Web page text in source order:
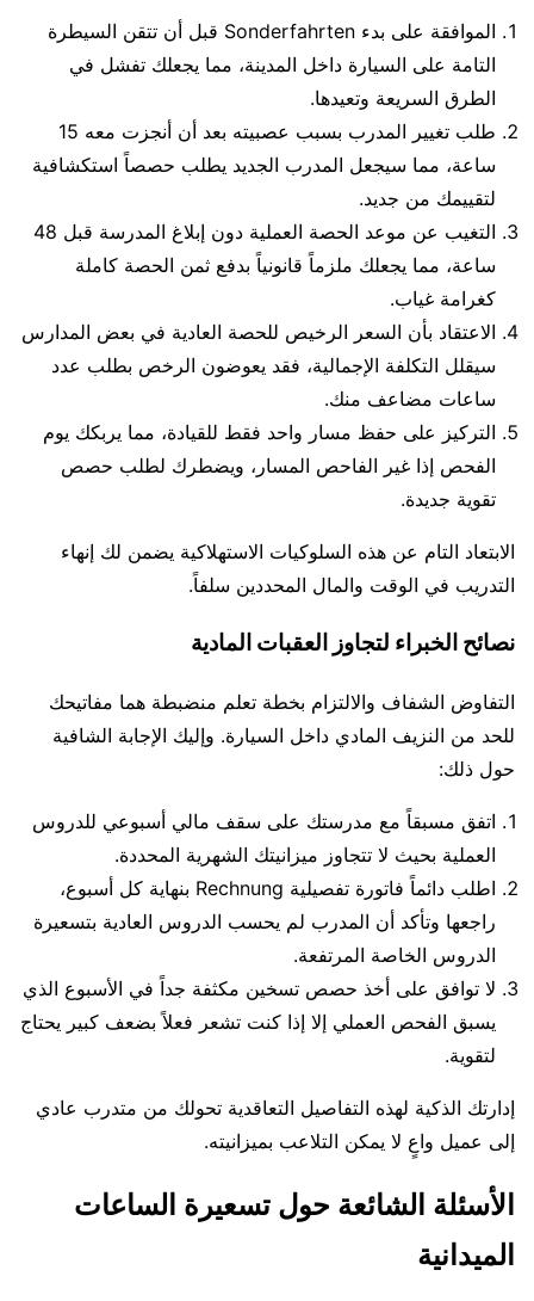
الموافقة على بدء Sonderfahrten قبل أن تتقن السيطرة
التامة على السيارة داخل المدينة، مما يجعلك تفشل في
الطرق السريعة وتعيدها.
طلب تغيير المدرب بسبب عصبيته بعد أن أنجزت معه 15
ساعة، مما سيجعل المدرب الجديد يطلب حصصاً استكشافية
لتقييمك من جديد.
التغيب عن موعد الحصة العملية دون إبلاغ المدرسة قبل 48
ساعة، مما يجعلك ملزماً قانونياً بدفع ثمن الحصة كاملة
كغرامة غياب.
الاعتقاد بأن السعر الرخيص للحصة العادية في بعض المدارس
سيقلل التكلفة الإجمالية، فقد يعوضون الرخص بطلب عدد
ساعات مضاعف منك.
التركيز على حفظ مسار واحد فقط للقيادة، مما يربكك يوم
الفحص إذا غير الفاحص المسار، ويضطرك لطلب حصص
تقوية جديدة.
الابتعاد التام عن هذه السلوكيات الاستهلاكية يضمن لك إنهاء
التدريب في الوقت والمال المحددين سلفاً.
نصائح الخبراء لتجاوز العقبات المادية
التفاوض الشفاف والالتزام بخطة تعلم منضبطة هما مفاتيحك
للحد من النزيف المادي داخل السيارة. وإليك الإجابة الشافية
حول ذلك:
اتفق مسبقاً مع مدرستك على سقف مالي أسبوعي للدروس
العملية بحيث لا تتجاوز ميزانيتك الشهرية المحددة.
اطلب دائماً فاتورة تفصيلية Rechnung بنهاية كل أسبوع،
راجعها وتأكد أن المدرب لم يحسب الدروس العادية بتسعيرة
الدروس الخاصة المرتفعة.
لا توافق على أخذ حصص تسخين مكثفة جداً في الأسبوع الذي
يسبق الفحص العملي إلا إذا كنت تشعر فعلاً بضعف كبير يحتاج
لتقوية.
إدارتك الذكية لهذه التفاصيل التعاقدية تحولك من متدرب عادي
إلى عميل واعٍ لا يمكن التلاعب بميزانيته.
الأسئلة الشائعة حول تسعيرة الساعات
الميدانية